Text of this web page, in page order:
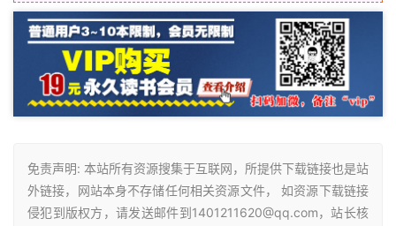
免责声明: 本站所有资源搜集于互联网，所提供下载链接也是站
外链接，网站本身不存储任何相关资源文件， 如资源下载链接
侵犯到版权方，请发送邮件到1401211620@qq.com，站长核